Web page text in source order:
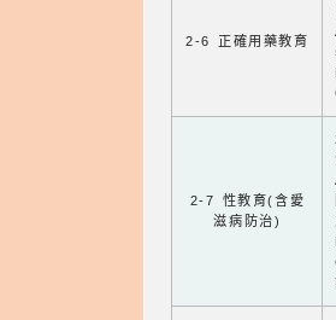
2-6 正確用藥教育
2-7 性教育(含愛
滋病防治)